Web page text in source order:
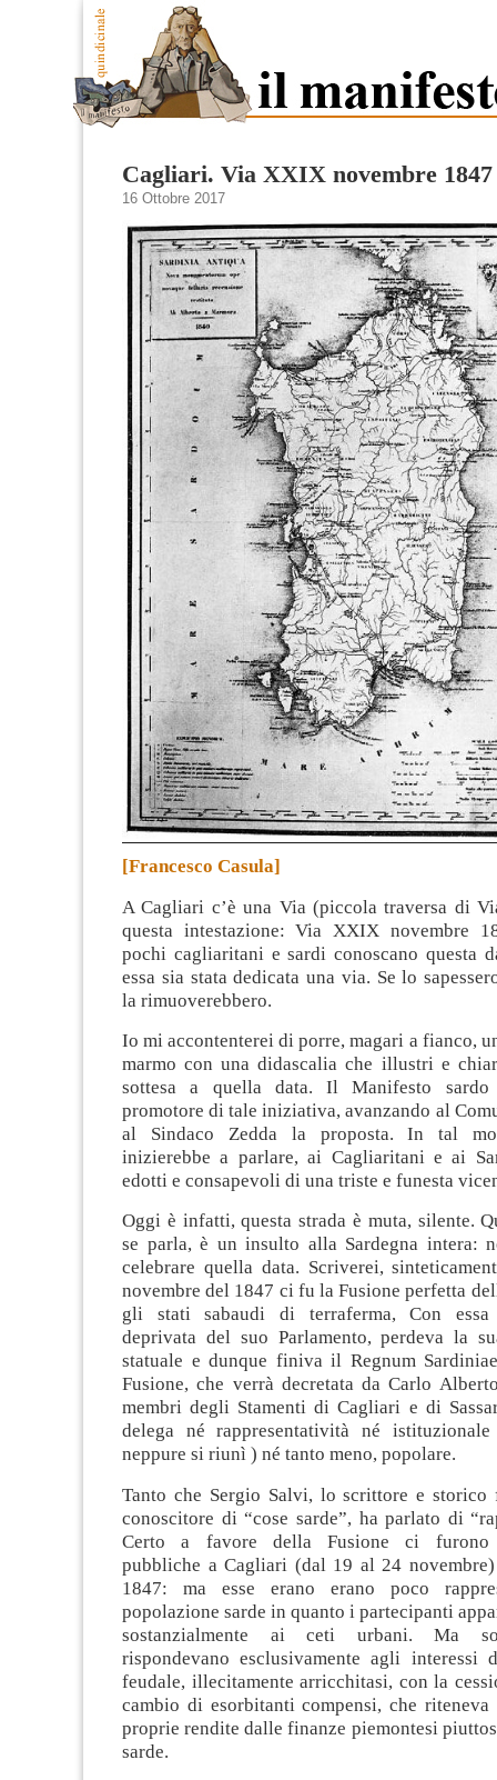
Cagliari. Via XXIX novembre 1847
16 Ottobre 2017
[Francesco Casula]
A Cagliari c’è una Via (piccola traversa di
questa intestazione: Via XXIX novembre
pochi cagliaritani e sardi conoscano questa
essa sia stata dedicata una via. Se lo
la rimuoverebbero.
Io mi accontenterei di porre, magari a fianco,
marmo con una didascalia che illustri e
sottesa a quella data. Il Manifesto sardo
promotore di tale iniziativa, avanzando al
al Sindaco Zedda la proposta. In tal
inizierebbe a parlare, ai Cagliaritani e ai
edotti e consapevoli di una triste e funesta
Oggi è infatti, questa strada è muta, silente.
se parla, è un insulto alla Sardegna intera:
celebrare quella data. Scriverei,
novembre del 1847 ci fu la Fusione perfetta
gli stati sabaudi di terraferma, Con essa
deprivata del suo Parlamento, perdeva la
statuale e dunque finiva il Regnum
Fusione, che verrà decretata da Carlo
membri degli Stamenti di Cagliari e di
delega né rappresentatività né
neppure si riunì ) né tanto meno, popolare.
Tanto che Sergio Salvi, lo scrittore e storico
conoscitore di “cose sarde”, ha parlato di
Certo a favore della Fusione ci furono
pubbliche a Cagliari (dal 19 al 24
1847: ma esse erano erano poco
popolazione sarde in quanto i partecipanti
sostanzialmente ai ceti urbani. Ma
rispondevano esclusivamente agli interessi
feudale, illecitamente arricchitasi, con la
cambio di esorbitanti compensi, che
proprie rendite dalle finanze piemontesi
sarde.